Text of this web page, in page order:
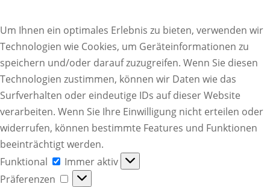
Um Ihnen ein optimales Erlebnis zu bieten, verwenden wir
Technologien wie Cookies, um Geräteinformationen zu
speichern und/oder darauf zuzugreifen. Wenn Sie diesen
Technologien zustimmen, können wir Daten wie das
Surfverhalten oder eindeutige IDs auf dieser Website
verarbeiten. Wenn Sie Ihre Einwilligung nicht erteilen oder
widerrufen, können bestimmte Features und Funktionen
beeinträchtigt werden.
Funktional
Funktional
Immer aktiv
Präferenzen
Präferenzen